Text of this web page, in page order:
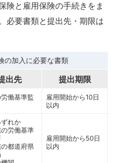
険と雇用保険の手続きをま
必要書類と提出先・期限は
の加入に必要な書類
出先 提出期限
働基準監
雇用開始から10日
以内
れか
の労働基準
の都道府県
雇用開始から50日
以内